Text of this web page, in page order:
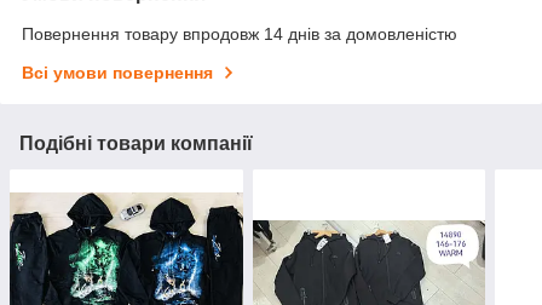
Повернення товару впродовж 14 днів за домовленістю
Всі умови повернення
Подібні товари компанії